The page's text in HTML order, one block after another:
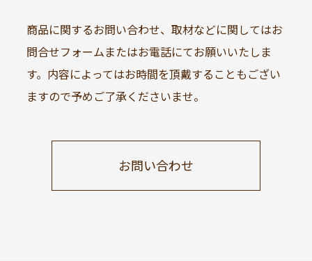
商品に関するお問い合わせ、取材などに関してはお
問合せフォームまたはお電話にてお願いいたしま
す。内容によってはお時間を頂戴することもござい
ますので予めご了承くださいませ。
お問い合わせ